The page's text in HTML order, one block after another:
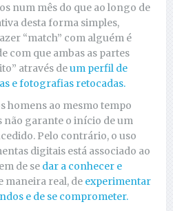
num mês do que ao longo de
desta forma simples,
“match” com alguém é
com que ambas as partes
através deum perfil de
e fotografias retocadas.
homens ao mesmo tempo
não garante o início de um
Pelo contrário, o uso
digitais está associado ao
de se dar a conhecer e
maneira real, de experimentar
e de se comprometer.